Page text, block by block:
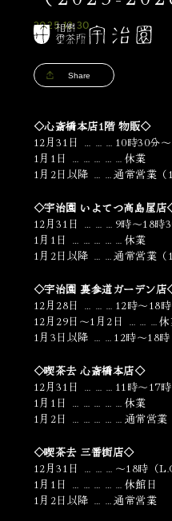
2025.12.30
Share
◇心斎橋本店1階 物販◇
12月31日 ………10時30分～
1月1日 ……………休業
1月2日以降 ……通常営業（
◇宇治園 いよてつ高島屋
12月31日 ………9時～18時
1月1日 ……………休業
1月2日以降 ……通常営業（
◇宇治園 裏参道ガーデン
12月28日 ………12時～18時
12月29日～1月2日 ………休
1月3日以降 ……12時～18時
◇喫茶去 心斎橋本店◇
12月31日 ………11時～17時
1月1日 ……………休業
1月2日 ……………通常営業（
◇喫茶去 三番街店◇
12月31日 ………～18時（
1月1日 ……………休館日
1月2日以降 ……通常営業